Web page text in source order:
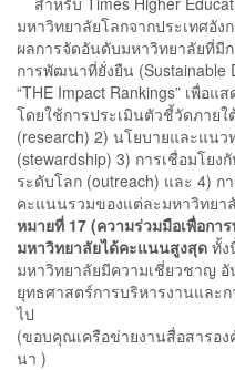
มหาวิทยาลัยโลกจากประเทศอั
ผลการจัดอันดับมหาวิทยาลัยที่มี
การพัฒนาที่ยั่งยืน (Sustainable
“THE Impact Rankings” เพื่อ
โดยใช้การประเมินตัวชี้วัดภาย
(research) 2) นโยบายและแน
(stewardship) 3) การเชื่อมโย
ระดับโลก (outreach) และ 4) ก
คะแนนรวมของแต่ละมหาวิทย
หมายที่ 17 (ความร่วมมือเพื่อก
มหาวิทยาลัยได้คะแนนสูงสุด ทั้ง
มหาวิทยาลัยมีความเชี่ยวชาญ
ยุทธศาสตร์การบริหารงานและ
ไป
(ขอบคุณเครือข่ายงานสื่อสารอ
นา )